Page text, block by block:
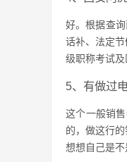
好。根据查
话补、法定
级职称考试
5、有做过
这个一般销
的，做这行
想想自己是不